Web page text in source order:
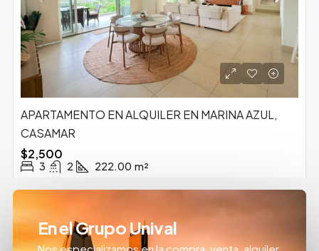
APARTAMENTO EN ALQUILER EN MARINA AZUL,
CASAMAR
$2,500
3 2 222.00 m²
En el Grupo Unival